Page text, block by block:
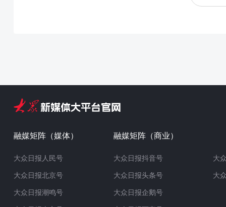
融媒矩阵（媒体）
大众日报人民号
大众日报北京号
大众日报潮鸣号
融媒矩阵（商业）
大众日报抖音号
大众日报头条号
大众日报企鹅号
大
大